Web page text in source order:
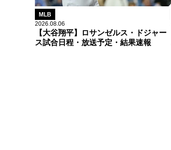
MLB
2026.08.06
【大谷翔平】ロサンゼルス・ドジャー
ス試合日程・放送予定・結果速報